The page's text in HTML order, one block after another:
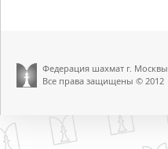
Федерация шахмат г. Москвы
Все права защищены © 2012